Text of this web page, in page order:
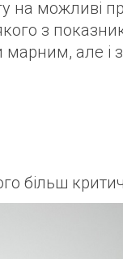
на можливі
з
марним, але
більш